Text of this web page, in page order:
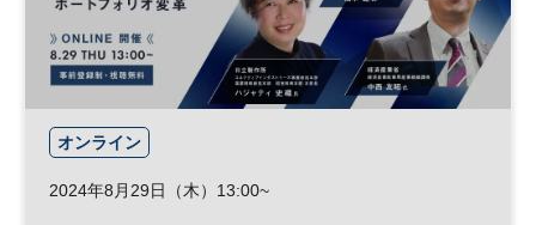
オンライン
2024年8月29日（木）13:00~